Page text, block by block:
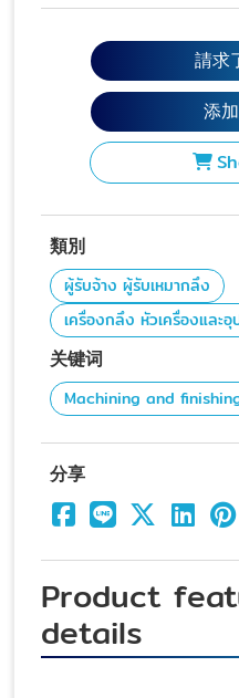
請求
添
類別
ผู้รับจ้าง ผู้รับเหมากลึง
เครื่องกลึง หัวเครื่องและ
关键词
Machining and
分享
Product
details